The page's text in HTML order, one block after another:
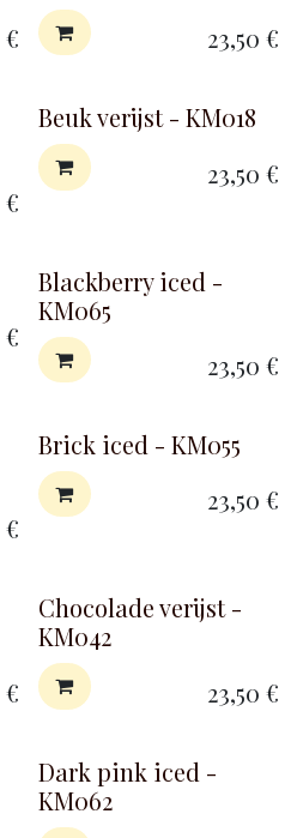
€
23,50 €
€
Beuk verijst - KM018
23,50 €
€
Blackberry iced -
KM065
23,50 €
€
Brick iced - KM055
23,50 €
€
Chocolade verijst -
KM042
23,50 €
Dark pink iced -
KM062